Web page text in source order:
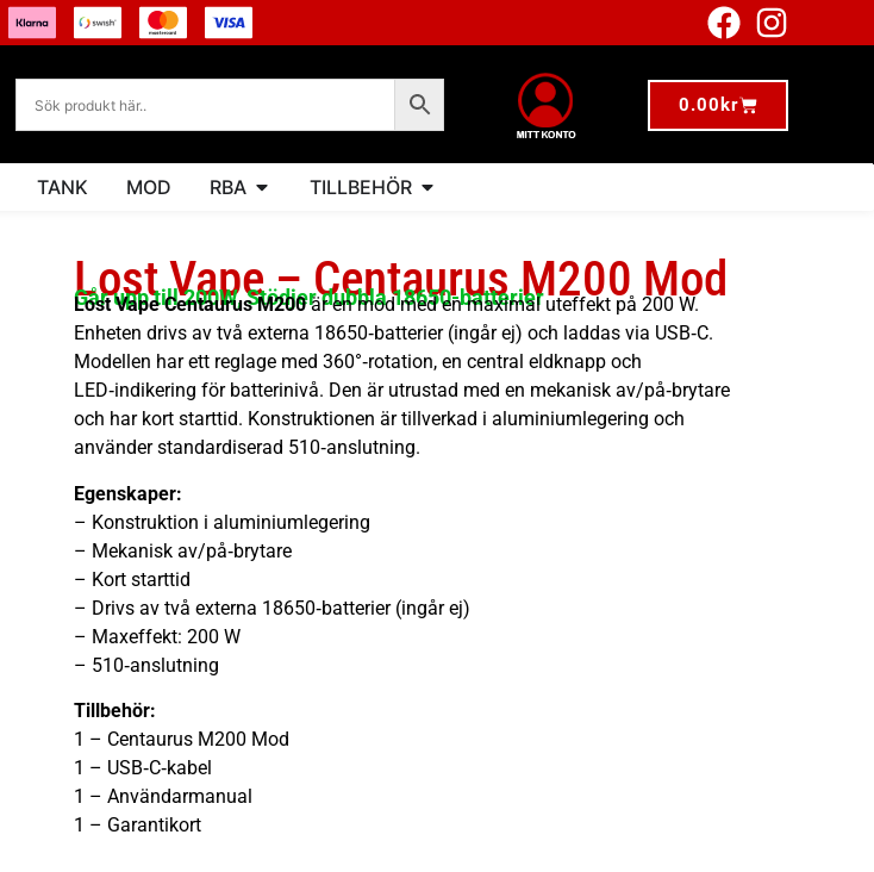
0.00 kr
TANK MOD RBA TILLBEHÖR
Lost Vape – Centaurus M200 Mod
Går upp till 200W, Stödjer dubbla 18650-batterier
Lost Vape Centaurus M200är en mod med en maximal uteffekt på 200 W.
Enheten drivs av två externa 18650‑batterier (ingår ej) och laddas via USB‑C.
Modellen har ett reglage med 360°‑rotation, en central eldknapp och
LED‑indikering för batterinivå. Den är utrustad med en mekanisk av/på‑brytare
och har kort starttid. Konstruktionen är tillverkad i aluminiumlegering och
använder standardiserad 510‑anslutning.
Egenskaper:
– Konstruktion i aluminiumlegering
– Mekanisk av/på‑brytare
– Kort starttid
– Drivs av två externa 18650‑batterier (ingår ej)
– Maxeffekt: 200 W
– 510‑anslutning
Tillbehör:
1 – Centaurus M200 Mod
1 – USB‑C‑kabel
1 – Användarmanual
1 – Garantikort